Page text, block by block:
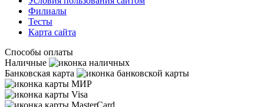
Филиалы
Тесты
Карта сайта
Способы оплаты
Наличные
Банковская карта